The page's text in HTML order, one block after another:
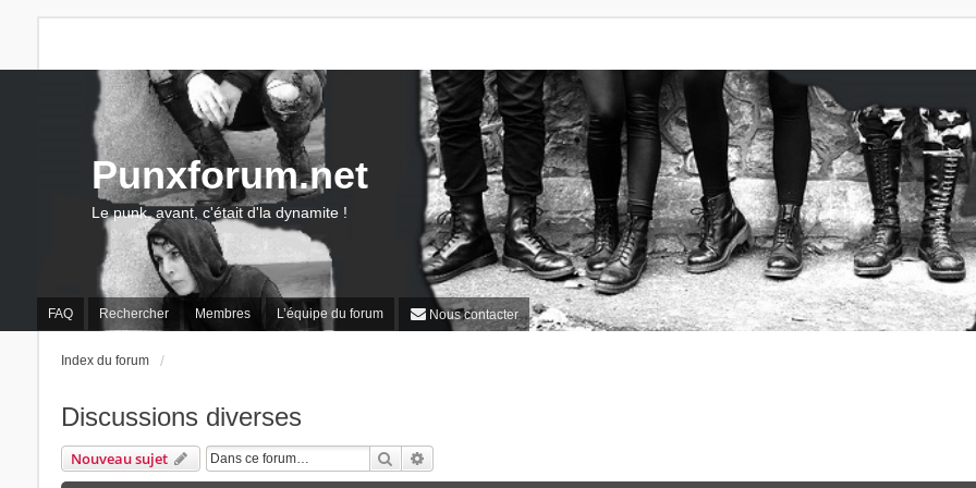
FAQ Rechercher Membres L’équipe du forum Nous contacter
Punxforum.net
Le punk, avant, c'était d'la dynamite !
Index du forum
Discussions diverses
Nouveau sujet Rechercher